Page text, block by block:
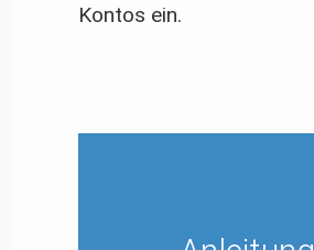
Kontos ein.